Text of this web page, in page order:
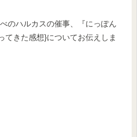
のハルカスの催事、『にっぽん
てきた感想}についてお伝えしま